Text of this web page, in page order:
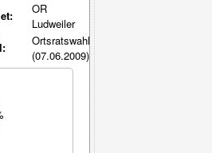
OR
Ludweiler
Ortsratswahl
(07.06.2009)